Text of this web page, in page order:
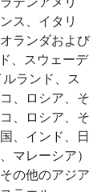
ス、イタリ
ランダおよび
、スウェーデ
ランド、ス
、ロシア、そ
、ロシア、そ
、インド、日
マレーシア）
の他のアジア